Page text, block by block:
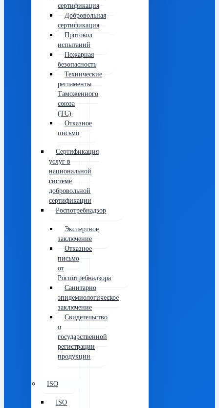
сертификация
Добровольная
сертификация
Протокол
испытаний
Пожарная
безопасность
Технические
регламенты
Таможенного
союза
(ТС)
Отказное
письмо
Сертификация
услуг в
национальной
системе
добровольной
сертификации
Роспотребнадзор
Экспертное
заключение
Отказное
письмо
от
Роспотребнадзора
Санитарно
эпидемиологическое
заключение
Свидетельство
о
государственной
регистрации
продукции
ISO
ISO